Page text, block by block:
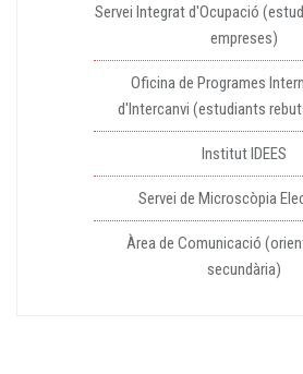
Servei Integrat d'Ocupació
empreses)
Oficina de Programes
d'Intercanvi (estudiants
Institut IDEES
Servei de Microscòpia
Àrea de Comunicació
secundària)